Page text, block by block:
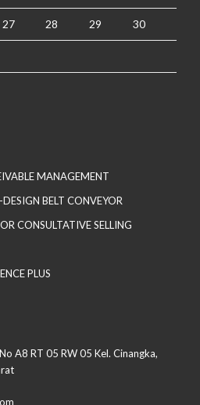
27 28 29 30
MANAGEMENT
BELT CONVEYOR
CONSULTATIVE SELLING
PLUS
A8 RT 05 RW 05 Kel. Cinangka,